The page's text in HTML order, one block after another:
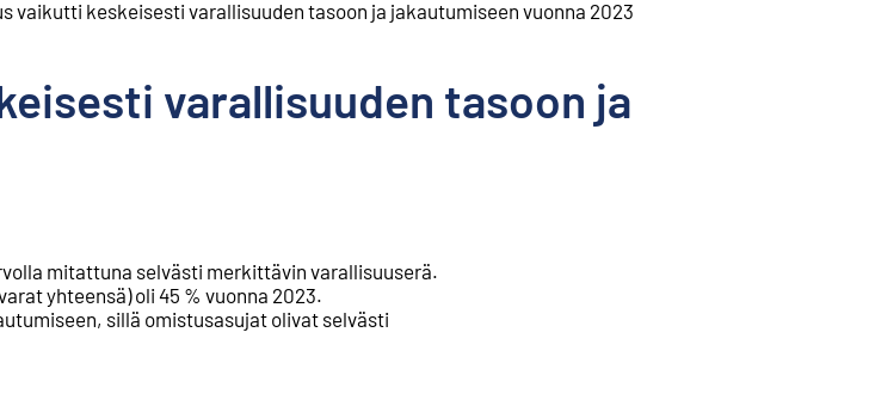
vaikutti keskeisesti varallisuuden tasoon ja jakautumiseen vuonna 2023
varallisuuden tasoon ja
mitattuna selvästi merkittävin varallisuuserä.
yhteensä) oli 45 % vuonna 2023.
sillä omistusasujat olivat selvästi